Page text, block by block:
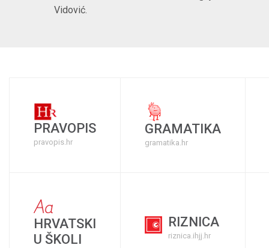
Vidović.
PRAVOPIS
pravopis.hr
GRAMATIKA
gramatika.hr
HRVATSKI
U ŠKOLI
RIZNICA
riznica.ihjj.hr